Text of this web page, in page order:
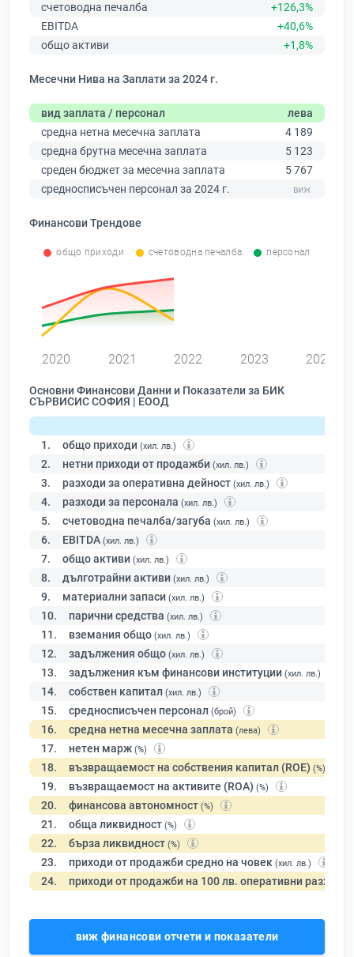
счетоводна печалба
+126,3%
EBITDA
+40,6%
общо активи
+1,8%
Месечни Нива на Заплати за 2024 г.
вид заплата / персонал
лева
средна нетна месечна заплата
4 189
средна брутна месечна заплата
5 123
среден бюджет за месечна заплата
5 767
средносписъчен персонал за 2024 г.
Финансови Трендове
общо приходи счетоводна печалба персонал
2020 2021 2022 2023 2024
Основни Финансови Данни и Показатели за БИК
СЪРВИСИС СОФИЯ | ЕООД
1. общо приходи (хил. лв.)
2. нетни приходи от продажби (хил. лв.)
3. разходи за оперативна дейност (хил. лв.)
4. разходи за персонала (хил. лв.)
5. счетоводна печалба/загуба (хил. лв.)
6. EBITDA (хил. лв.)
7. общо активи (хил. лв.)
8. дълготрайни активи (хил. лв.)
9. материални запаси (хил. лв.)
10. парични средства (хил. лв.)
11. вземания общо (хил. лв.)
12. задължения общо (хил. лв.)
13. задължения към финансови институции (хил. лв.)
14. собствен капитал (хил. лв.)
15. средносписъчен персонал (брой)
16. средна нетна месечна заплата (лева)
17. нетен марж (%)
18. възвращаемост на собствения капитал (ROE) (%)
19. възвращаемост на активите (ROA) (%)
20. финансова автономност (%)
21. обща ликвидност (%)
22. бърза ликвидност (%)
23. приходи от продажби средно на човек (хил. лв.)
24. приходи от продажби на 100 лв. оперативни разходи
виж финансови отчети и показатели